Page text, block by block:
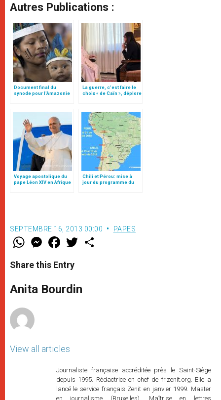
Autres Publications :
Document final du
synode pour l'Amazonie
La guerre, c’est faire le
choix « de Caïn », déplore
Voyage apostolique du
pape Léon XIV en Afrique
Chili et Pérou: mise à
jour du programme du
SEPTEMBRE 16, 2013 00:00 PAPES
W
t
s
p
p
M
e
s
e
g
e
F
a
e
b
o
k
w
r
Share this Entry
Anita Bourdin
View all articles
Journaliste française accréditée près le Saint-Siège
depuis 1995. Rédactrice en chef de fr.zenit.org. Elle a
lancé le service français Zenit en janvier 1999. Master
en journalisme (Bruxelles). Maîtrise en lettres